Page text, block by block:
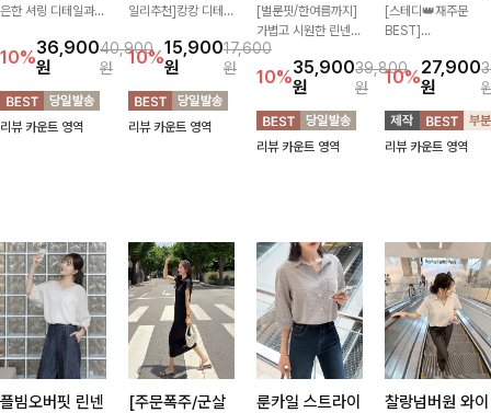
은한 셔링 디테일과
사랑스러운 무드를 완
성해주는 원피스🤍
허리 스모크 밴딩이
슬림한 실루엣을 연출
해주며, 자연스럽게
10%36,900
원
40,900
원
리뷰 카운트 영역
일리추천]캉캉 디테일
풍성한 실루엣을 완성
해주는 블라우스 🤍
가볍게 퍼지는 핏으로
체형을 자연스럽게 커
버해주며 여성스럽게
10%15,900
원
17,600
원
리뷰 카운트 영역
[벌룬핏/한여름까지]
가볍고 시원한 린넨
혼방 소재로 한여름까
지 쾌적하게 즐기기
좋은 8부 커브 와이드
팬츠 🤍 자연스럽게
떨어지는 커브핏이 멋
스러운 실루엣을 연출
10%35,900
원
39,800
원
리뷰 카운트 영역
[스테디👑재주문
BEST]
카라 니트에 펜던트
포인트까지 톡-톡 얼
굴을 밝혀주는 컬러와
함께 해요-
10%27,900
원
리뷰 카운트 영역
플빔오버핏 린넨
[주문폭주/군살
룬카일 스트라이
찰랑넘버원 와이